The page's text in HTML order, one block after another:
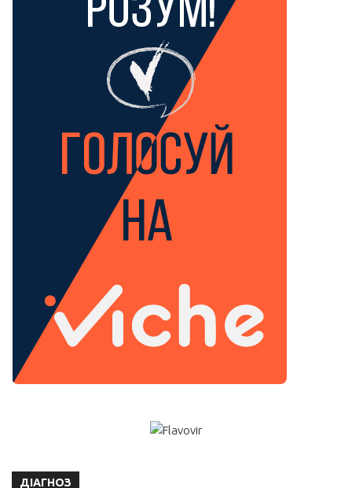
ДІАГНОЗ